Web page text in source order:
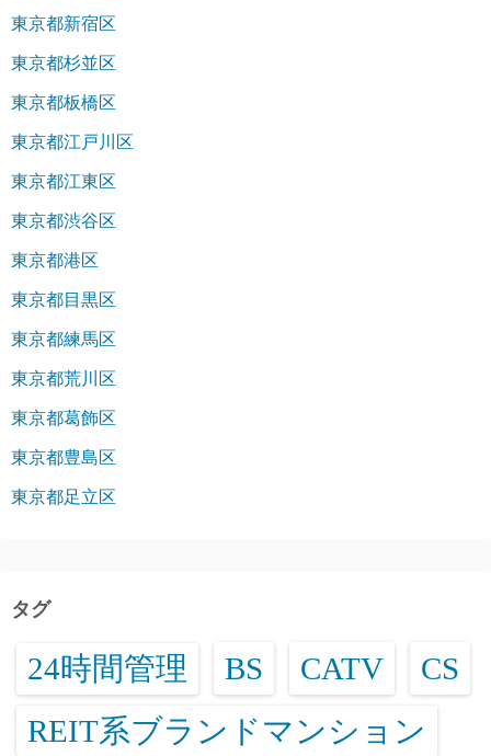
東京都新宿区
東京都杉並区
東京都板橋区
東京都江戸川区
東京都江東区
東京都渋谷区
東京都港区
東京都目黒区
東京都練馬区
東京都荒川区
東京都葛飾区
東京都豊島区
東京都足立区
タグ
24時間管理 BS CATV CS
REIT系ブランドマンション